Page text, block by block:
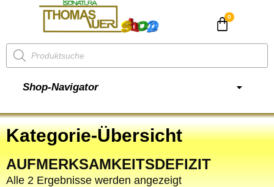
Shop-Navigator
Kategorie-Übersicht
AUFMERKSAMKEITSDEFIZIT
Alle 2 Ergebnisse werden angezeigt